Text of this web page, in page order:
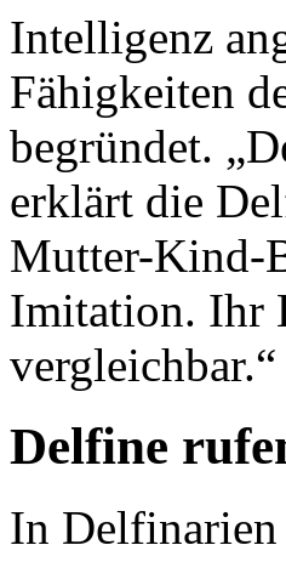
Intelligenz
Fähigkeiten
begründet.
erklärt die
Mutter-Kind-
Imitation. Ihr
vergleichbar.“
Delfine
In Delfinarien